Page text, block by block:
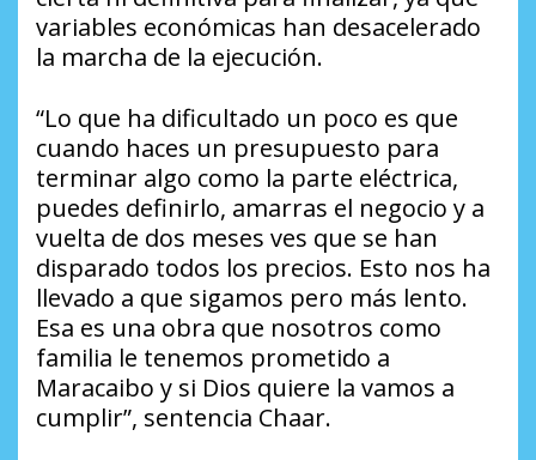
variables económicas han desacelerado
la marcha de la ejecución.
“Lo que ha dificultado un poco es que
cuando haces un presupuesto para
terminar algo como la parte eléctrica,
puedes definirlo, amarras el negocio y a
vuelta de dos meses ves que se han
disparado todos los precios. Esto nos ha
llevado a que sigamos pero más lento.
Esa es una obra que nosotros como
familia le tenemos prometido a
Maracaibo y si Dios quiere la vamos a
cumplir”, sentencia Chaar.